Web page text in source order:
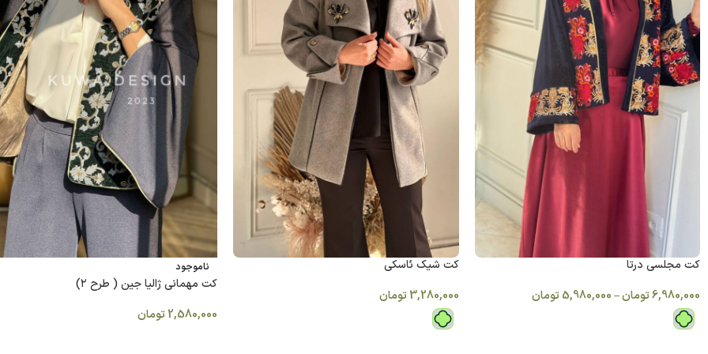
کت مجلسی درتا
6,980,000تومان–
5,980,000تومان
كت شیک ئاسکی
3,280,000 تومان
ناموجود
کت مهمانی ژالیا جين ( طرح ٢)
2,580,000تومان